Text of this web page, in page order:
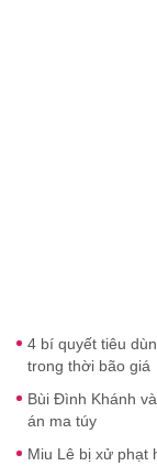
4 bí quyết tiêu
trong thời bão giá
Bùi Đình Khánh
án ma túy
Miu Lê bị xử phạt